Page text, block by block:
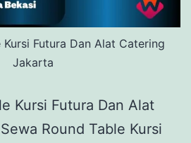
Kursi Futura Dan Alat Catering
Jakarta
Kursi Futura Dan Alat
Round Table Kursi